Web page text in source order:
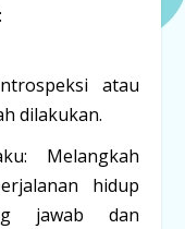
atau
dilakukan.
Melangkah
hidup
jawab dan